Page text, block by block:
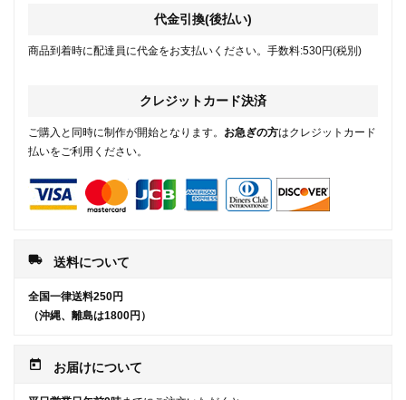
代金引換(後払い)
商品到着時に配達員に代金をお支払いください。手数料:530円(税別)
クレジットカード決済
ご購入と同時に制作が開始となります。 お急ぎの方はクレジットカード
払いをご利用ください。
local_shipping 送料について
全国一律送料250円
（沖縄、離島は1800円）
today お届けについて